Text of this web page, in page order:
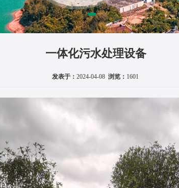
一体化污水处理设备
发表于： 2024-04-08 浏览： 1601